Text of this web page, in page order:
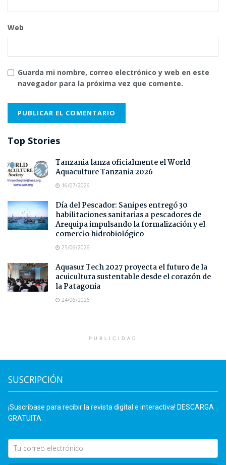
Web
Guarda mi nombre, correo electrónico y web en este
navegador para la próxima vez que comente.
Top Stories
Tanzania lanza oficialmente el World
Aquaculture Tanzania 2026
16/07/2026
Día del Pescador: Sanipes entregó 30
habilitaciones sanitarias a pescadores de
Arequipa impulsando la formalización y el
comercio hidrobiológico
25/06/2026
Aquasur Tech 2027 proyecta el futuro de la
acuicultura sustentable desde el corazón de
la Patagonia
24/06/2026
PUBLICIDAD
SUSCRIPCIÓN
¡Suscríbase para recibir la revista digital e interactiva! DESCARGA
GRATUITA.